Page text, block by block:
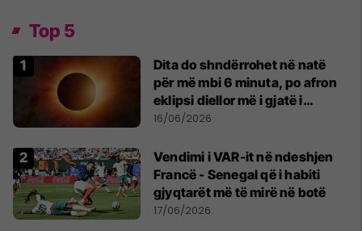
Top 5
Dita do shndërrohet në natë
për më mbi 6 minuta, po afron
eklipsi diellor më i gjatë i
shekullit të 21-të
16/06/2026
Vendimi i VAR-it në ndeshjen
Francë - Senegal që i habiti
gjyqtarët më të mirë në botë
17/06/2026